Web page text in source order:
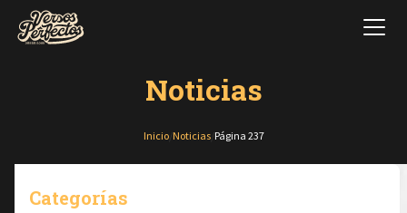
Noticias
Inicio/ Noticias/ Página 237
Categorías